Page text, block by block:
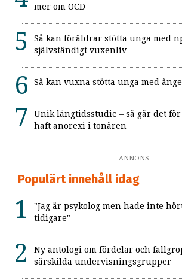
mer om OCD
Så kan föräldrar stötta unga med
självständigt vuxenliv
Så kan vuxna stötta unga med
Unik långtidsstudie – så går det
haft anorexi i tonåren
ANNONS
Populärt innehåll idag
"Jag är psykolog men hade inte
tidigare"
Ny antologi om fördelar och
särskilda undervisningsgrupper